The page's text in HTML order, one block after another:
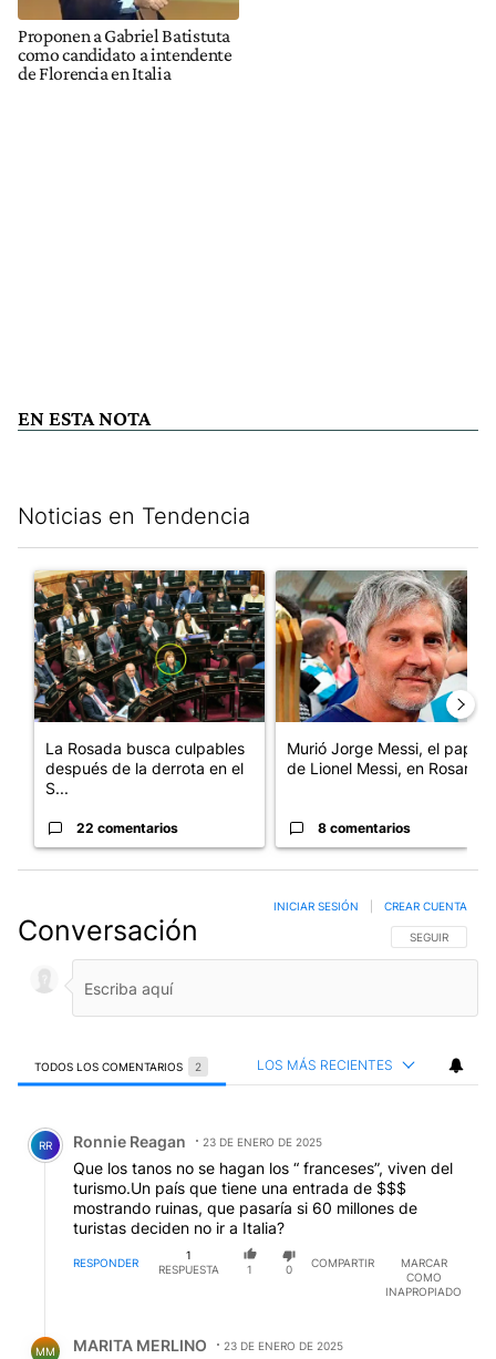
Proponen a Gabriel Batistuta
como candidato a intendente
de Florencia en Italia
EN ESTA NOTA
Noticias en Tendencia
Un artículo de tendencia con el título "La Rosada busca
La Rosada busca culpables
después de la derrota en el
S...
22 comentarios
Un artículo de tendencia con
Murió Jorge Messi, el papá
de Lionel Messi, en Rosario
8 comentarios
Conversación SIGA ESTA
SEGUIR
INICIAR SESIÓN CREAR CUENTA
TODOS LOS COMENTARIOS 2 LOS MÁS RECIENTES
Comentario de Ronnie Reagan.
RR Ronnie Reagan 23 DE ENERO DE 2025
Que los tanos no se hagan los “ franceses”, viven del
turismo.Un país que tiene una entrada de $$$
mostrando ruinas, que pasaría si 60 millones de
turistas deciden no ir a Italia?
RESPONDER
1
RESPUESTA
1 0
COMPARTIR
MARCAR
COMO
INAPROPIADO
MM MARITA MERLINO
23 DE ENERO DE 2025